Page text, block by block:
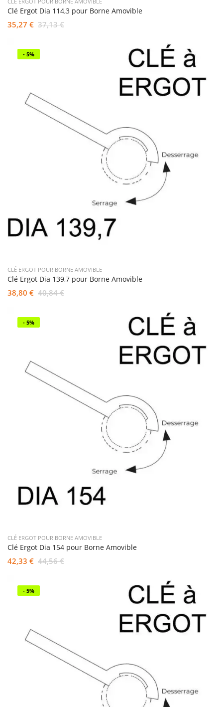
Clé Ergot Dia 114,3 pour Borne Amovible
35,27 € 37,13 €
- 5%
CLÉ ERGOT POUR BORNE AMOVIBLE
Clé Ergot Dia 139,7 pour Borne Amovible
38,80 € 40,84 €
- 5%
CLÉ ERGOT POUR BORNE AMOVIBLE
Clé Ergot Dia 154 pour Borne Amovible
42,33 € 44,56 €
- 5%